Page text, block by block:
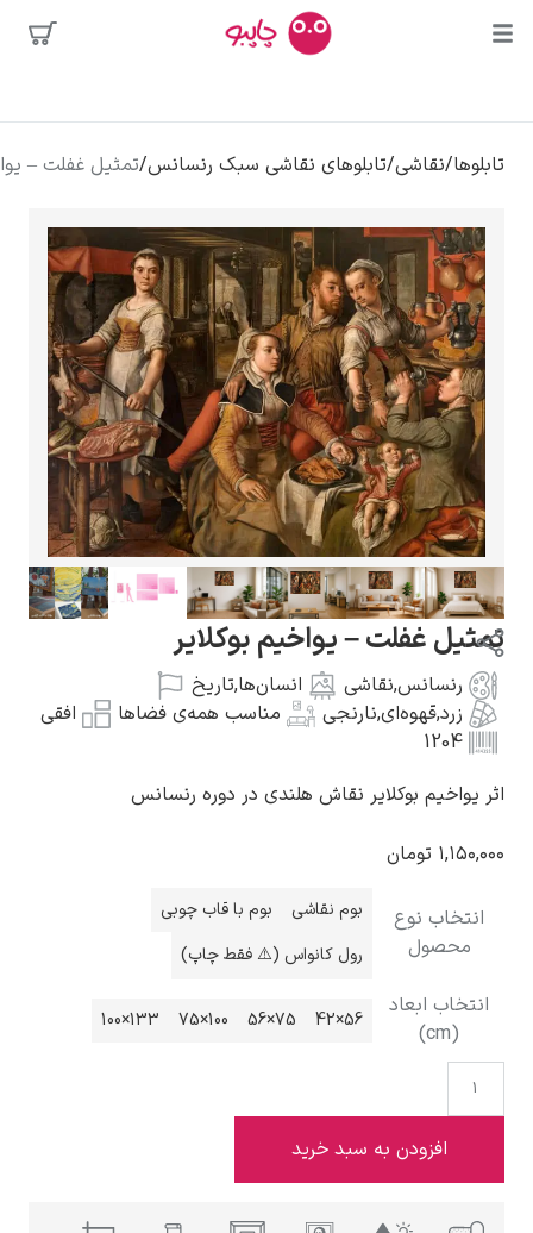
دالی
محبوب‌ترین
هنرمندان
کلود مونه
ونسان ون گوگ
گوستاو کلیمت
ادوارد مونک
کامی پیسارو
ادوارد هاپر
نقاشی/تابلوهای نقاشی سبک رنسانس/تمثیل غفلت – یواخیم بوکلایر
غفلت – یواخیم بوکلایر
,نقاشی انسان‌ها,تاریخ
قهوه‌ای نارنجی مناسب همه‌ی فضاها
افقی
بوکلایر نقاش هلندی در دوره رنسانس
تومان
نوع
بوم نقاشی
بوم با قاب چوبی
رول کانواس (⚠️ فقط چاپ)
ابعاد
56×42
100×75
133×100
به سبد خرید